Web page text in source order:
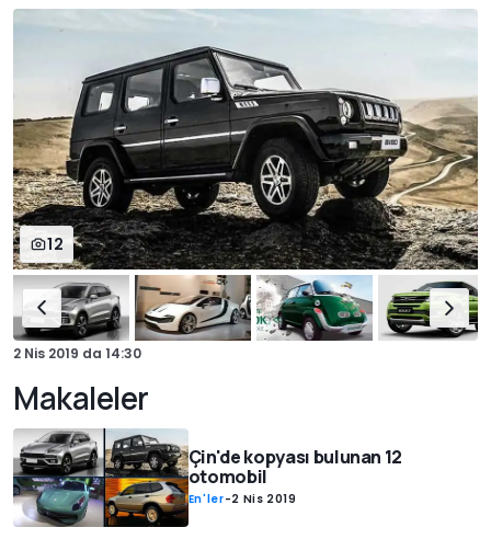
12
2 Nis 2019 da 14:30
Makaleler
Çin'de kopyası bulunan 12
otomobil
En'ler-2 Nis 2019